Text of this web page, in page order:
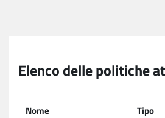
Elenco delle politiche
Nome Tipo